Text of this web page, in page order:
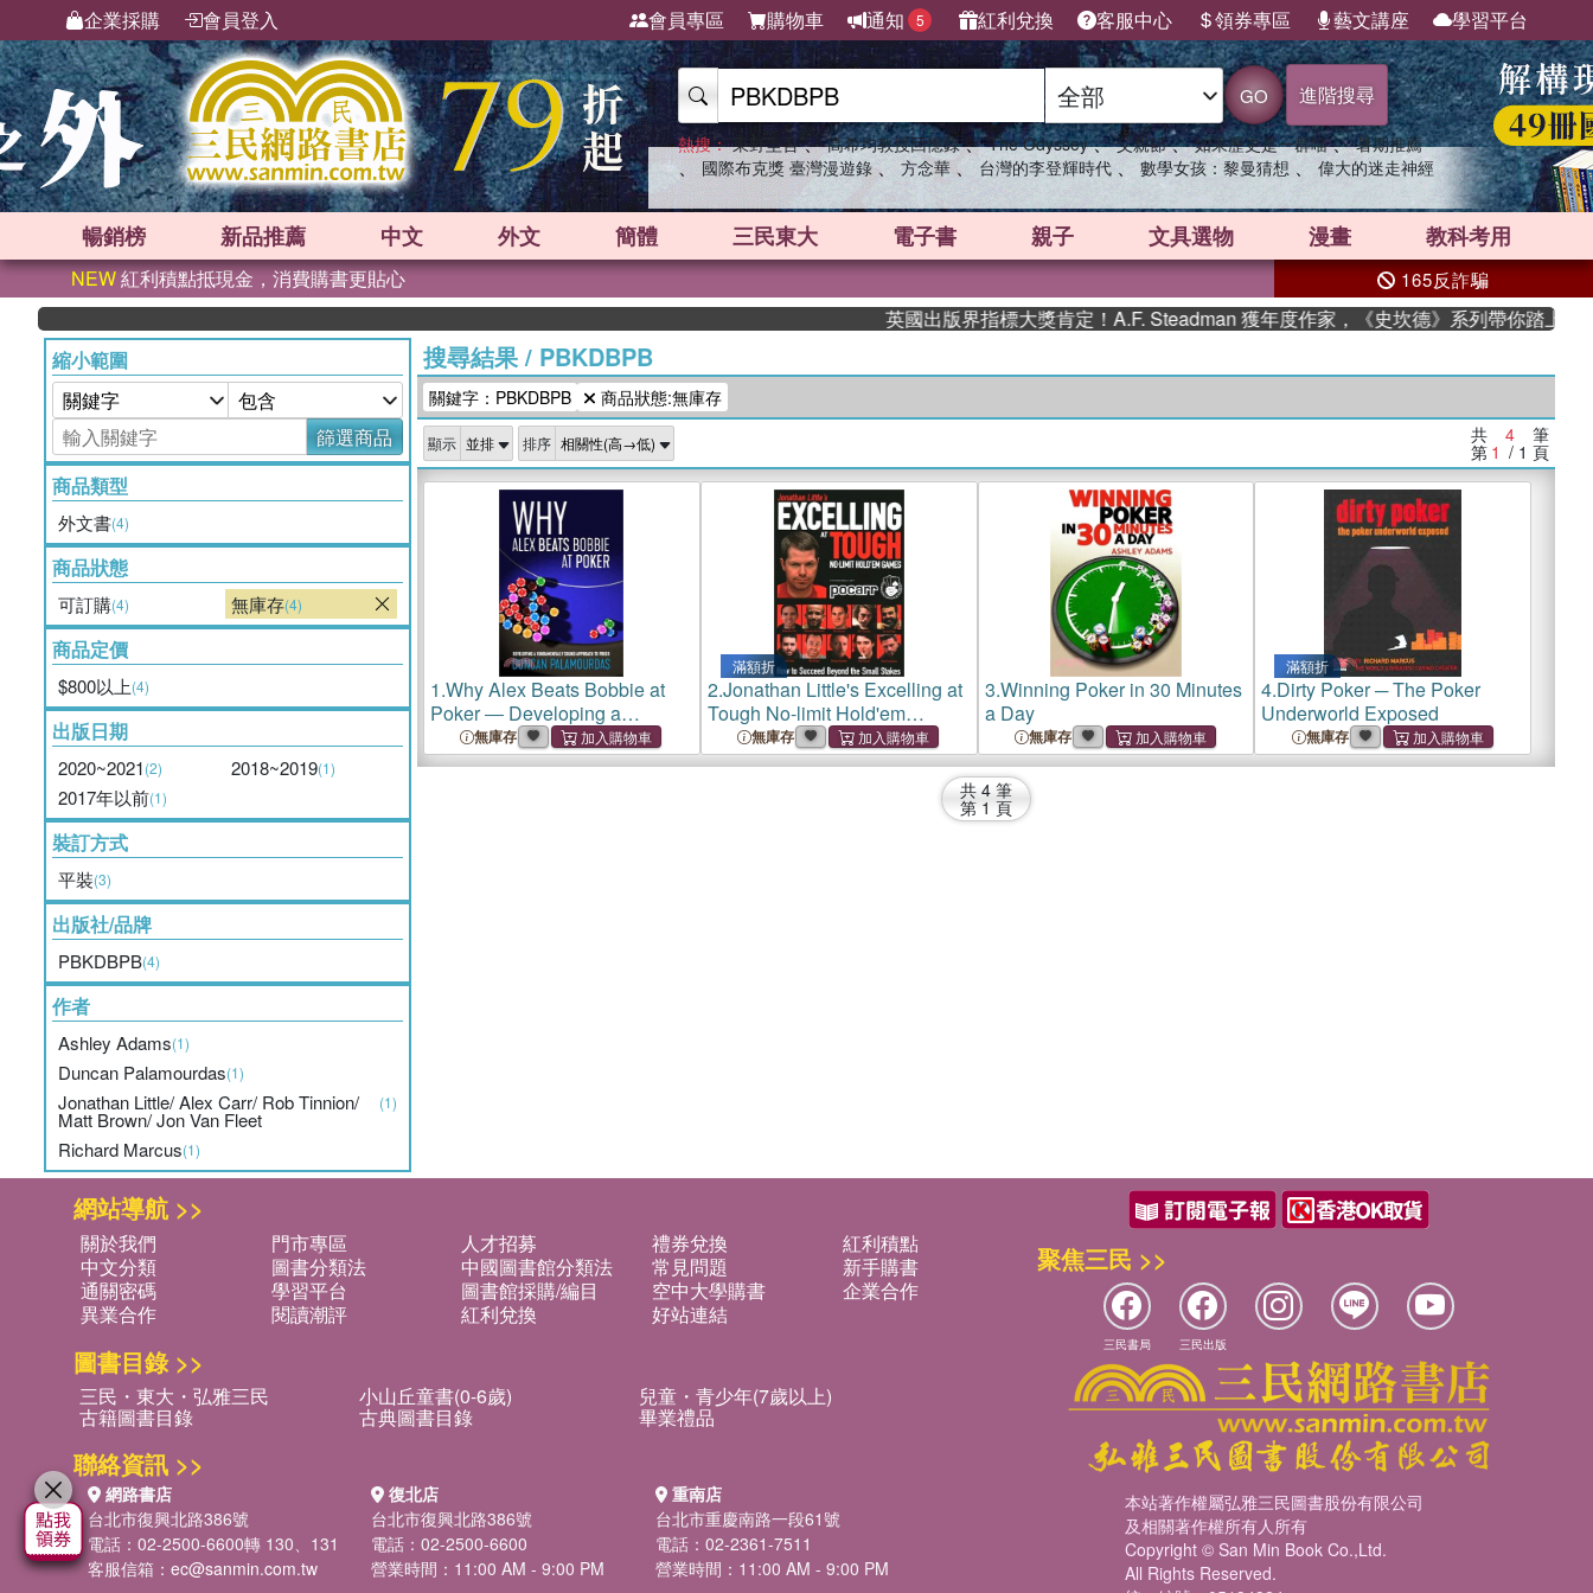
企業採購 會員登入 會員專區 購物車 通知 5 紅利兌換 客服中心 領券專區 藝文講座 學習平台
GO 進階搜尋
熱搜： 東野圭吾 、 高希均教授回憶錄 、 The Odyssey 、 父親節 、 如果歷史是一群喵 、 暑期推薦
、 國際布克獎 臺灣漫遊錄 、 方念華 、 台灣的李登輝時代 、 數學女孩：黎曼猜想 、 偉大的迷走神經
暢銷榜 新品推薦 中文 外文 簡體 三民東大 電子書 親子 文具選物 漫畫 教科考用
NEW紅利積點抵現金，消費購書更貼心 165反詐騙
英國出版界指標大獎肯定！A.F. Steadman 獲年度作家，《史坎德》系列帶你踏上熱血
縮小範圍
篩選商品
商品類型
外文書(4)
商品狀態
可訂購(4) 無庫存(4)
商品定價
$800以上(4)
出版日期
2020~2021(2) 2018~2019(1)
2017年以前(1)
裝訂方式
平裝(3)
出版社/品牌
PBKDBPB(4)
作者
Ashley Adams(1)
Duncan Palamourdas(1)
Jonathan Little/ Alex Carr/ Rob Tinnion/
Matt Brown/ Jon Van Fleet
(1)
Richard Marcus(1)
搜尋結果/ PBKDBPB
關鍵字：PBKDBPB 商品狀態:無庫存
顯示 排序 共 4 筆
第 1 / 1 頁
1.Why Alex Beats Bobbie at
Poker ― Developing a
Fundamentally Sound
Approach to Poker
無庫存
滿額折
2.Jonathan Little's Excelling at
Tough No-limit Hold'em
Games ― How to Succeed
Beyond the Small Stakes
無庫存
3.Winning Poker in 30 Minutes
a Day
無庫存
滿額折
4.Dirty Poker ─ The Poker
Underworld Exposed
無庫存
共 4 筆
第 1 頁
網站導航 >>
關於我們 門市專區 人才招募 禮券兌換
紅利積點
中文分類
圖書分類法 中國圖書館分類法 常見問題
新手購書
通關密碼
學習平台 圖書館採購/編目 空中大學購書
企業合作
異業合作
閱讀潮評 紅利兌換 好站連結
圖書目錄 >>
三民・東大・弘雅三民 小山丘童書(0-6歲) 兒童・青少年(7歲以上)
古籍圖書目錄 古典圖書目錄 畢業禮品
聯絡資訊 >>
網路書店
台北市復興北路386號
電話：02-2500-6600轉 130、131
客服信箱： ec@sanmin.com.tw
復北店
台北市復興北路386號
電話：02-2500-6600
營業時間：11:00 AM - 9:00 PM
重南店
台北市重慶南路一段61號
電話：02-2361-7511
營業時間：11:00 AM - 9:00 PM
聚焦三民 >>
三民書局 三民出版
本站著作權屬弘雅三民圖書股份有限公司
及相關著作權所有人所有
Copyright © San Min Book Co.,Ltd.
All Rights Reserved.